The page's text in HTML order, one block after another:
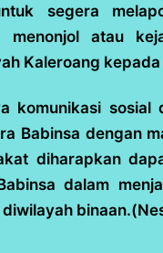
segera
atau
Kaleroang kepada
komunikasi sosial
Babinsa dengan
diharapkan
dalam